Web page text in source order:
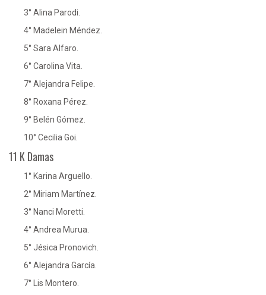
3° Alina Parodi.
4° Madelein Méndez.
5° Sara Alfaro.
6° Carolina Vita.
7° Alejandra Felipe.
8° Roxana Pérez.
9° Belén Gómez.
10° Cecilia Goi.
11 K Damas
1° Karina Arguello.
2° Miriam Martínez.
3° Nanci Moretti.
4° Andrea Murua.
5° Jésica Pronovich.
6° Alejandra García.
7° Lis Montero.